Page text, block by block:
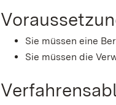
Sie müssen eine
Sie müssen die